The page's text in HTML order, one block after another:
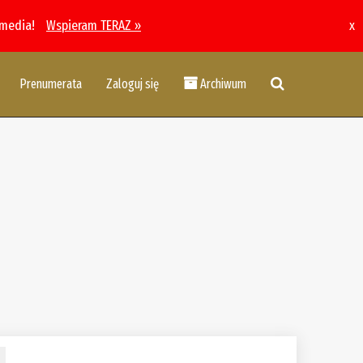
Wspieram TERAZ » x
Prenumerata Zaloguj się Archiwum